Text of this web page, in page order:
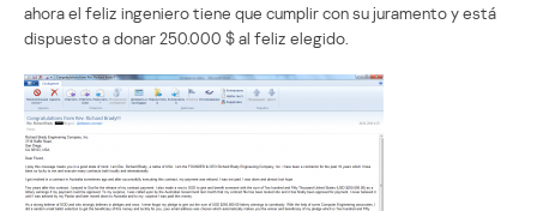
ahora el feliz ingeniero tiene que cumplir con su juramento y está
dispuesto a donar 250.000 $ al feliz elegido.